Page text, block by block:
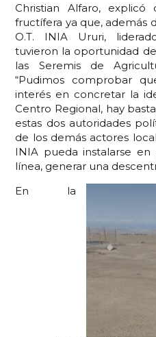
Christian Alfaro,
fructífera ya que, además
O.T. INIA Ururi,
tuvieron la oportunidad
las Seremis de
“Pudimos comprobar
interés en concretar la
Centro Regional, hay
estas dos autoridades
de los demás actores
INIA pueda instalarse
línea, generar una
En la